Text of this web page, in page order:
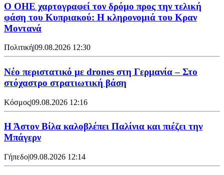
Ο ΟΗΕ χαρτογραφεί τον δρόμο προς την τελική
φάση του Κυπριακού: Η κληρονομιά του Κραν
Μοντανά
Πολιτική|09.08.2026 12:30
Νέο περιστατικό με drones στη Γερμανία – Στο
στόχαστρο στρατιωτική βάση
Κόσμος|09.08.2026 12:16
Η Άστον Βίλα καλοβλέπει Παλίνια και πιέζει την
Μπάγερν
Γήπεδο|09.08.2026 12:14